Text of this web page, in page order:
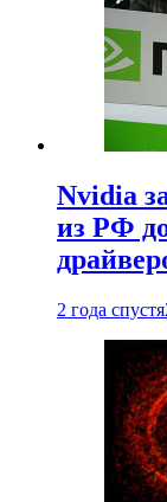
Nvidia
из РФ
2 года спустя